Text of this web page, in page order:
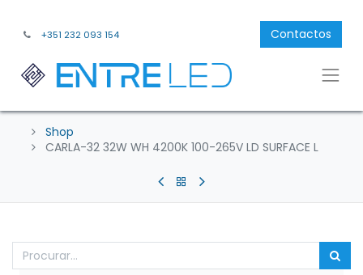
+351 232 093 154 Contactos
Shop
CARLA-32 32W WH 4200K 100-265V LD SURFACE L